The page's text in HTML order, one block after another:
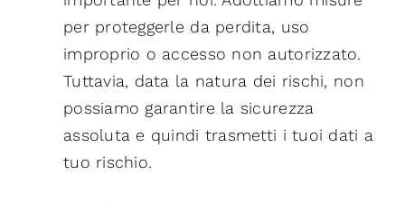
per proteggerle da perdita, uso
improprio o accesso non autorizzato.
Tuttavia, data la natura dei rischi, non
possiamo garantire la sicurezza
assoluta e quindi trasmetti i tuoi dati a
tuo rischio.